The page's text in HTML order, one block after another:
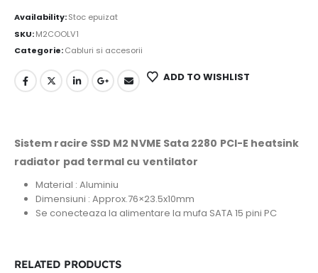
Availability:Stoc epuizat
SKU:M2COOLV1
Categorie:Cabluri si accesorii
ADD TO WISHLIST
Sistem racire SSD M2 NVME Sata 2280 PCI-E heatsink
radiator pad termal cu ventilator
Material : Aluminiu
Dimensiuni : Approx.76×23.5x10mm
Se conecteaza la alimentare la mufa SATA 15 pini PC
RELATED PRODUCTS